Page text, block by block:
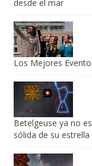
Los Mejores
Betelgeuse ya no
sólida de su estrella